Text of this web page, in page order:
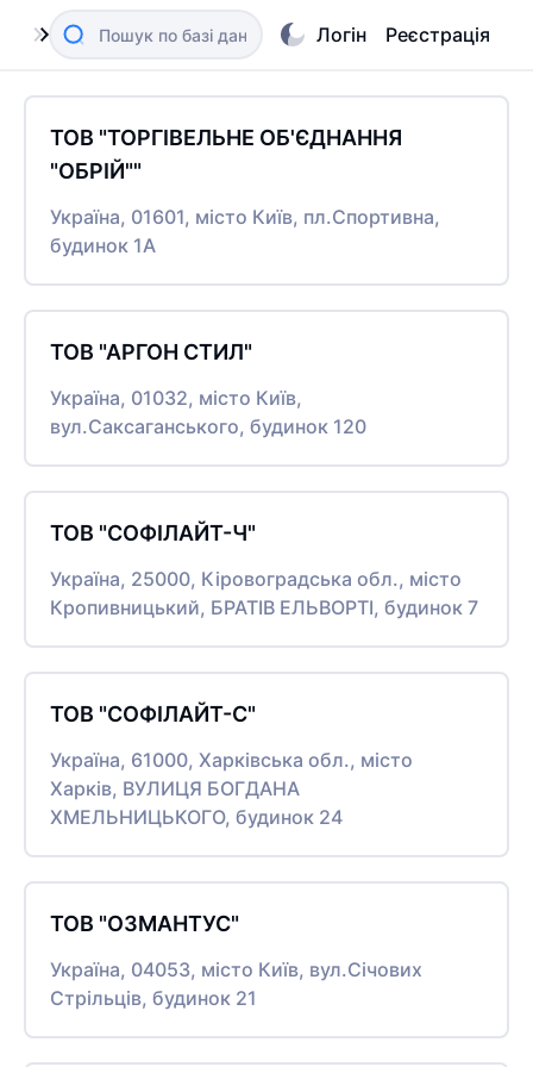
Логін Реєстрація
ТОВ "ТОРГІВЕЛЬНЕ ОБ'ЄДНАННЯ
"ОБРІЙ""
Україна, 01601, місто Київ, пл.Спортивна,
будинок 1А
ТОВ "АРГОН СТИЛ"
Україна, 01032, місто Київ,
вул.Саксаганського, будинок 120
ТОВ "СОФІЛАЙТ-Ч"
Україна, 25000, Кіровоградська обл., місто
Кропивницький, БРАТІВ ЕЛЬВОРТІ, будинок 7
ТОВ "СОФІЛАЙТ-С"
Україна, 61000, Харківська обл., місто
Харків, ВУЛИЦЯ БОГДАНА
ХМЕЛЬНИЦЬКОГО, будинок 24
ТОВ "ОЗМАНТУС"
Україна, 04053, місто Київ, вул.Січових
Стрільців, будинок 21